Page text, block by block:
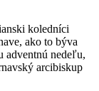
koledníci
ako to býva
adventnú nedeľu,
arcibiskup